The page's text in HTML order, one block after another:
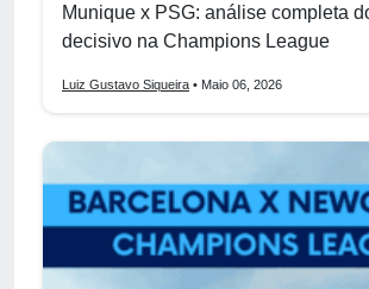
Munique x PSG: análise completa
decisivo na Champions League
Luiz Gustavo Siqueira • Maio 06, 2026